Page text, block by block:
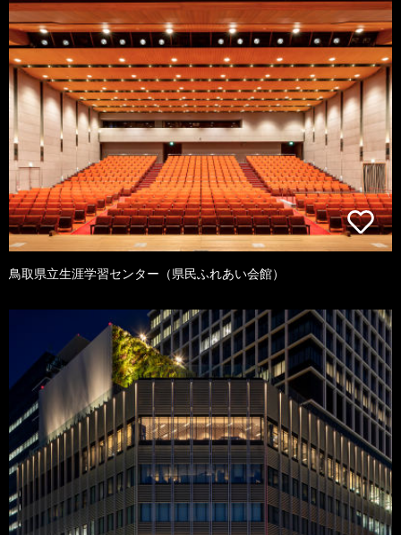
鳥取県立生涯学習センター（県民ふれあい会館）